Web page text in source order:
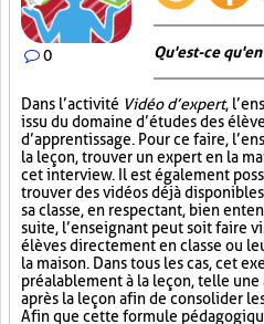
0 Qu'est-ce
Dans l’activité Vidéo d’expert,
issu du domaine d’études des
d’apprentissage. Pour ce faire,
la leçon, trouver un expert en la
cet interview. Il est également
trouver des vidéos déjà
sa classe, en respectant, bien
suite, l’enseignant peut soit faire
élèves directement en classe ou
la maison. Dans tous les cas, cet
préalablement à la leçon, telle
après la leçon afin de consolider
Afin que cette formule